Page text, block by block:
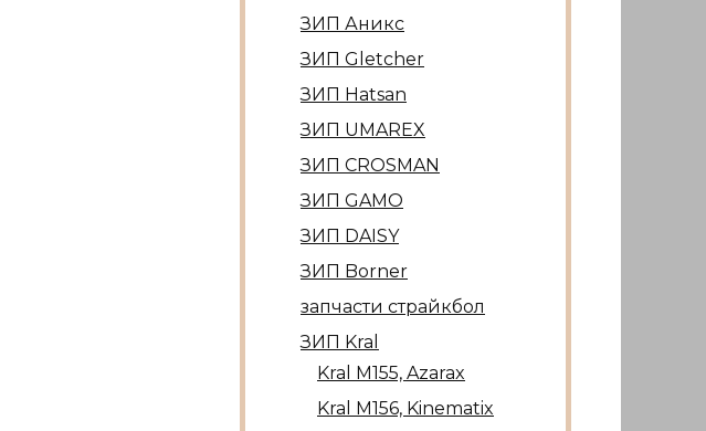
ЗИП Аникс
ЗИП Gletcher
ЗИП Hatsan
ЗИП UMAREX
ЗИП CROSMAN
ЗИП GAMO
ЗИП DAISY
ЗИП Borner
запчасти страйкбол
ЗИП Kral
Kral М155, Azarax
Kral М156, Kinematix